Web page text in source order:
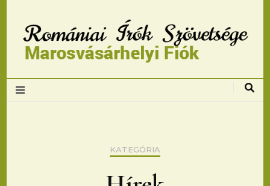
Romániai Írók
Marosvásárhelyi
KATEGÓRIA